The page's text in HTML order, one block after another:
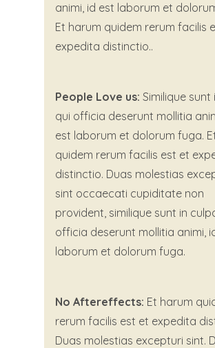
animi, id est laborum et
Et harum quidem rerum facilis
expedita distinctio..
People Love us: Similique sunt
qui officia deserunt mollitia
est laborum et dolorum fuga.
quidem rerum facilis est et
distinctio. Duas molestias
sint occaecati cupiditate non
provident, similique sunt in
officia deserunt mollitia animi,
laborum et dolorum fuga.
No Aftereffects: Et harum
rerum facilis est et expedita
Duas molestias excepturi sint.